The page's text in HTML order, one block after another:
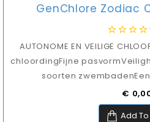
GenChlore Zodiac
AUTONOME EN VEILIGE
chloordingFijne
soorten
Prijs
€
Add